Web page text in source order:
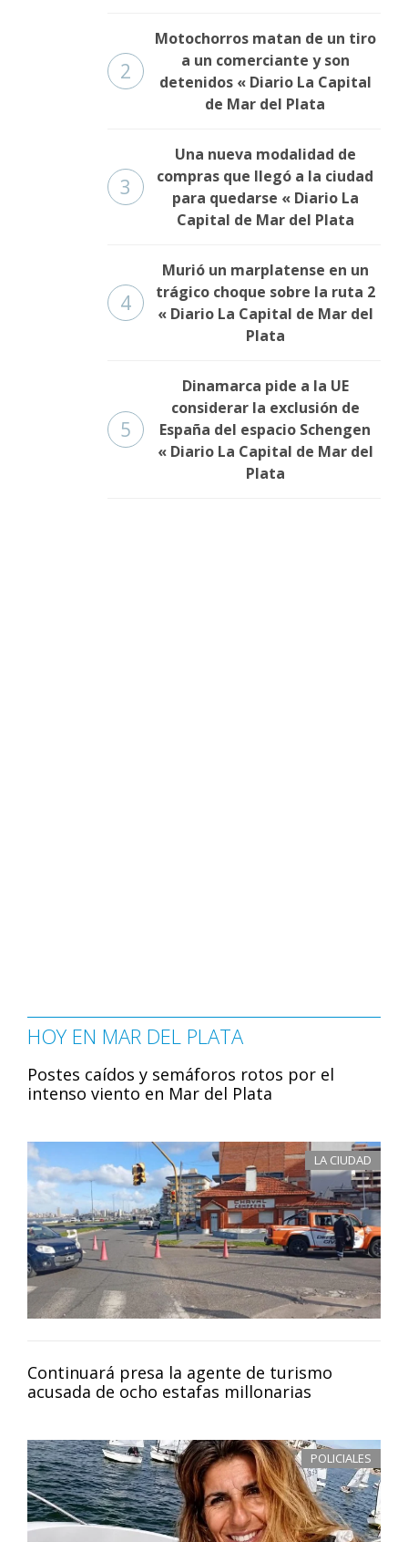
2
Motochorros matan de un tiro
a un comerciante y son
detenidos « Diario La Capital
de Mar del Plata
3
Una nueva modalidad de
compras que llegó a la ciudad
para quedarse « Diario La
Capital de Mar del Plata
4
Murió un marplatense en un
trágico choque sobre la ruta 2
« Diario La Capital de Mar del
Plata
5
Dinamarca pide a la UE
considerar la exclusión de
España del espacio Schengen
« Diario La Capital de Mar del
Plata
HOY EN MAR DEL PLATA
Postes caídos y semáforos rotos por el
intenso viento en Mar del Plata
LA CIUDAD
Continuará presa la agente de turismo
acusada de ocho estafas millonarias
POLICIALES